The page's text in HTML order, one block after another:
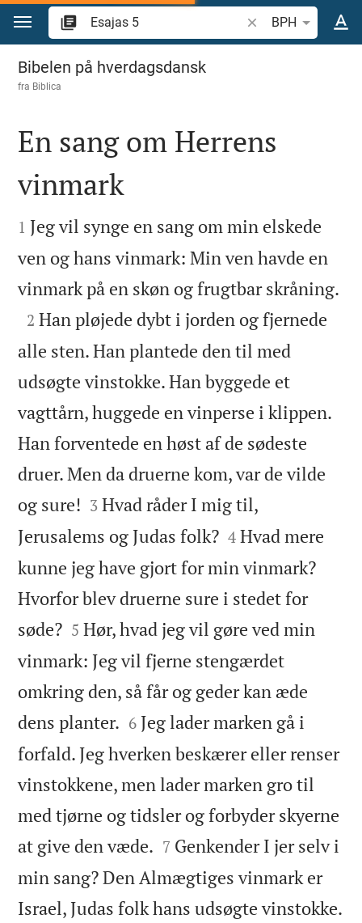
Gå til indhold
Søg efter bibelvers
BPH
Esajas 5
Bibelen på hverdagsdansk
fra Biblica

En sang om Herrens
vinmark

1 Jeg vil synge en sang om min elskede
ven og hans vinmark: Min ven havde en
vinmark på en skøn og frugtbar skråning.

2 Han pløjede dybt i jorden og fjernede
alle sten. Han plantede den til med
udsøgte vinstokke. Han byggede et
vagttårn, huggede en vinperse i klippen.
Han forventede en høst af de sødeste
druer. Men da druerne kom, var de vilde
og sure! 

3 Hvad råder I mig til,
Jerusalems og Judas folk?
4 Hvad mere
kunne jeg have gjort for min vinmark?
Hvorfor blev druerne sure i stedet for
søde?
5 Hør, hvad jeg vil gøre ved min
vinmark: Jeg vil fjerne stengærdet
omkring den, så får og geder kan æde
dens planter. 

6 Jeg lader marken gå i
forfald. Jeg hverken beskærer eller renser
vinstokkene, men lader marken gro til
med tjørne og tidsler og forbyder skyerne
at give den væde. 

7 Genkender I jer selv i
min sang? Den Almægtiges vinmark er
Israel, Judas folk hans udsøgte vinstokke.